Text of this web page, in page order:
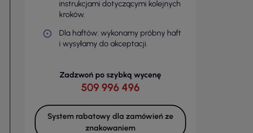
instrukcjami dotyczącymi kolejnych
kroków.
Dla haftów: wykonamy próbny haft
i wysyłamy do akceptacji.
Zadzwoń po szybką wycenę
509 996 496
System rabatowy dla zamówień ze
znakowaniem